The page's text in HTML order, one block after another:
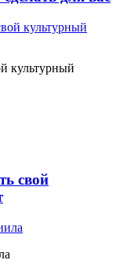
культурный
свой